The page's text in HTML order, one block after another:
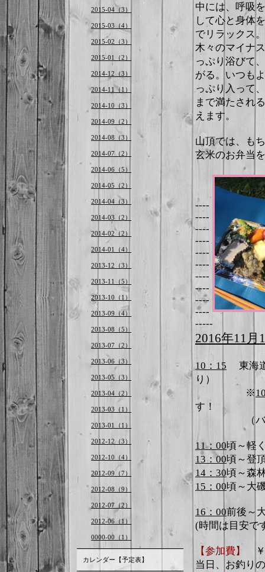
中には、呼吸
して心と身体
でリラックス。
木々のマイナ
っぷり浴びて
がる。いつも
っぷり入って
まで満たされ
えます。
山頂では、も
玄米のお弁当
----
----
----
----
----
----
----
----
----
----
-----
2016年11 月
10 ： 15
東海
り）
※
す！
（バ
11： 00頃～軽
13：00頃～登
14 ： 30頃～森
15 ： 00頃～大
16 ： 00前後～
(時間は目安で
【参加費】
￥
当日、お釣り
2015-04（3）
2015-03（4）
2015-02（3）
2015-01（2）
2014-12（3）
2014-11（1）
2014-10（3）
2014-09（2）
2014-08（3）
2014-07（2）
2014-06（5）
2014-05（2）
2014-04（3）
2014-03（2）
2014-02（2）
2014-01（4）
2013-12（3）
2013-11（5）
2013-10（1）
2013-09（4）
2013-08（5）
2013-07（2）
2013-06（3）
2013-05（3）
2013-04（2）
2013-03（1）
2013-01（1）
2012-12（3）
2012-10（4）
2012-09（7）
2012-08（9）
2012-07（2）
2012-06（1）
0000-00（1）
カレンダー【予定表】